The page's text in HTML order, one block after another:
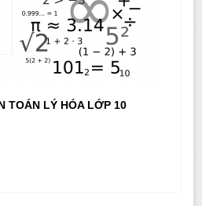
TOÁN LÝ HÓA LỚP 10